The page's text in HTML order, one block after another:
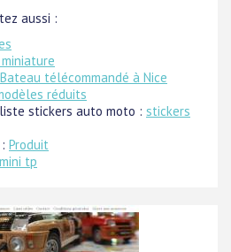
aussi :
Bateau télécommandé à Nice
réduits
stickers auto moto : stickers
Produit
mini tp